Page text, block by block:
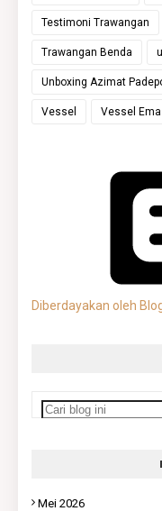
Testimoni Trawangan
Trawangan Benda
Unboxing Azimat
Vessel Vessel
Diberdayakan oleh
Mei 2026